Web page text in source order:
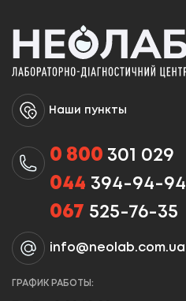
Наши пункты
0 800 301 029
044 394-94-94
067 525-76-35
info@neolab.com.ua
ГРАФИК РАБОТЫ: